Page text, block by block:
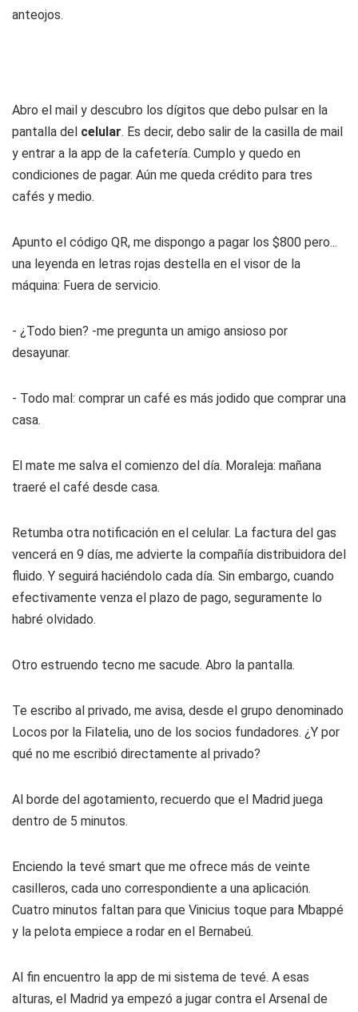
anteojos.
Abro el mail y descubro los dígitos que debo pulsar en la
pantalla del celular. Es decir, debo salir de la casilla de mail
y entrar a la app de la cafetería. Cumplo y quedo en
condiciones de pagar. Aún me queda crédito para tres
cafés y medio.
Apunto el código QR, me dispongo a pagar los $800 pero...
una leyenda en letras rojas destella en el visor de la
máquina: Fuera de servicio.
- ¿Todo bien? -me pregunta un amigo ansioso por
desayunar.
- Todo mal: comprar un café es más jodido que comprar una
casa.
El mate me salva el comienzo del día. Moraleja: mañana
traeré el café desde casa.
Retumba otra notificación en el celular. La factura del gas
vencerá en 9 días, me advierte la compañía distribuidora del
fluido. Y seguirá haciéndolo cada día. Sin embargo, cuando
efectivamente venza el plazo de pago, seguramente lo
habré olvidado.
Otro estruendo tecno me sacude. Abro la pantalla.
Te escribo al privado, me avisa, desde el grupo denominado
Locos por la Filatelia, uno de los socios fundadores. ¿Y por
qué no me escribió directamente al privado?
Al borde del agotamiento, recuerdo que el Madrid juega
dentro de 5 minutos.
Enciendo la tevé smart que me ofrece más de veinte
casilleros, cada uno correspondiente a una aplicación.
Cuatro minutos faltan para que Vinicius toque para Mbappé
y la pelota empiece a rodar en el Bernabeú.
Al fin encuentro la app de mi sistema de tevé. A esas
alturas, el Madrid ya empezó a jugar contra el Arsenal de